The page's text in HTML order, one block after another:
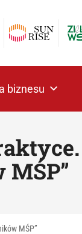
biznesu
MŚP”